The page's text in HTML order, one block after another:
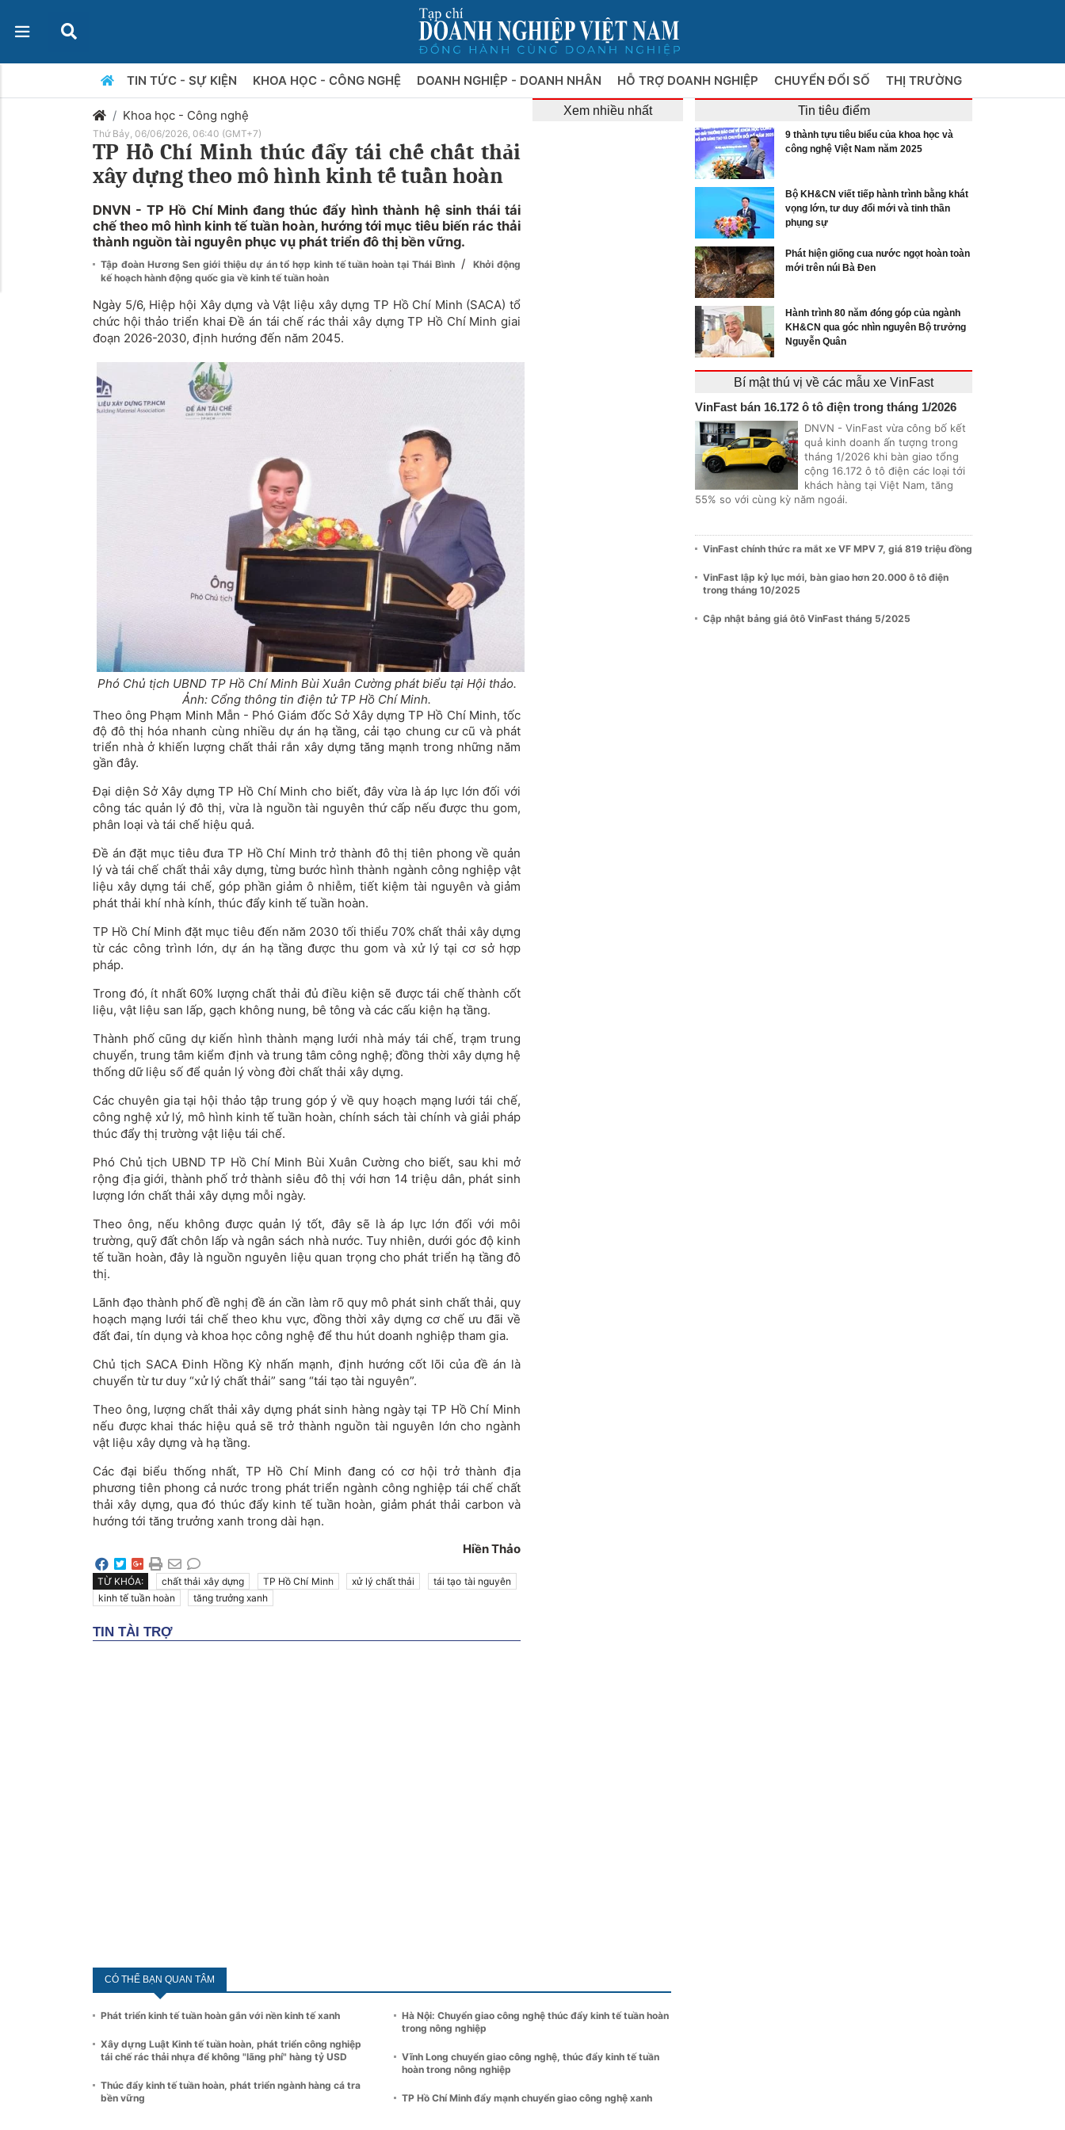
TIN TỨC - SỰ KIỆN KHOA HỌC - CÔNG NGHỆ DOANH NGHIỆP - DOANH NHÂN HỖ TRỢ DOANH NGHIỆP CHUYỂN ĐỔI SỐ THỊ TRƯỜNG
Khoa học - Công nghệ
Thứ Bảy, 06/06/2026, 06:40 (GMT+7)
TP Hồ Chí Minh thúc đẩy tái chế chất thải
xây dựng theo mô hình kinh tế tuần hoàn
DNVN - TP Hồ Chí Minh đang thúc đẩy hình thành hệ sinh thái tái
chế theo mô hình kinh tế tuần hoàn, hướng tới mục tiêu biến rác thải
thành nguồn tài nguyên phục vụ phát triển đô thị bền vững.
Tập đoàn Hương Sen giới thiệu dự án tổ hợp kinh tế tuần hoàn tại Thái Bình /
Khởi động
kế hoạch hành động quốc gia về kinh tế tuần hoàn
Ngày 5/6, Hiệp hội Xây dựng và Vật liệu xây dựng TP Hồ Chí Minh (SACA) tổ
chức hội thảo triển khai Đề án tái chế rác thải xây dựng TP Hồ Chí Minh giai
đoạn 2026-2030, định hướng đến năm 2045.
Phó Chủ tịch UBND TP Hồ Chí Minh Bùi Xuân Cường phát biểu tại Hội thảo.
Ảnh: Cổng thông tin điện tử TP Hồ Chí Minh.
Theo ông Phạm Minh Mẫn - Phó Giám đốc Sở Xây dựng TP Hồ Chí Minh, tốc
độ đô thị hóa nhanh cùng nhiều dự án hạ tầng, cải tạo chung cư cũ và phát
triển nhà ở khiến lượng chất thải rắn xây dựng tăng mạnh trong những năm
gần đây.
Đại diện Sở Xây dựng TP Hồ Chí Minh cho biết, đây vừa là áp lực lớn đối với
công tác quản lý đô thị, vừa là nguồn tài nguyên thứ cấp nếu được thu gom,
phân loại và tái chế hiệu quả.
Đề án đặt mục tiêu đưa TP Hồ Chí Minh trở thành đô thị tiên phong về quản
lý và tái chế chất thải xây dựng, từng bước hình thành ngành công nghiệp vật
liệu xây dựng tái chế, góp phần giảm ô nhiễm, tiết kiệm tài nguyên và giảm
phát thải khí nhà kính, thúc đẩy kinh tế tuần hoàn.
TP Hồ Chí Minh đặt mục tiêu đến năm 2030 tối thiểu 70% chất thải xây dựng
từ các công trình lớn, dự án hạ tầng được thu gom và xử lý tại cơ sở hợp
pháp.
Trong đó, ít nhất 60% lượng chất thải đủ điều kiện sẽ được tái chế thành cốt
liệu, vật liệu san lấp, gạch không nung, bê tông và các cấu kiện hạ tầng.
Thành phố cũng dự kiến hình thành mạng lưới nhà máy tái chế, trạm trung
chuyển, trung tâm kiểm định và trung tâm công nghệ; đồng thời xây dựng hệ
thống dữ liệu số để quản lý vòng đời chất thải xây dựng.
Các chuyên gia tại hội thảo tập trung góp ý về quy hoạch mạng lưới tái chế,
công nghệ xử lý, mô hình kinh tế tuần hoàn, chính sách tài chính và giải pháp
thúc đẩy thị trường vật liệu tái chế.
Phó Chủ tịch UBND TP Hồ Chí Minh Bùi Xuân Cường cho biết, sau khi mở
rộng địa giới, thành phố trở thành siêu đô thị với hơn 14 triệu dân, phát sinh
lượng lớn chất thải xây dựng mỗi ngày.
Theo ông, nếu không được quản lý tốt, đây sẽ là áp lực lớn đối với môi
trường, quỹ đất chôn lấp và ngân sách nhà nước. Tuy nhiên, dưới góc độ kinh
tế tuần hoàn, đây là nguồn nguyên liệu quan trọng cho phát triển hạ tầng đô
thị.
Lãnh đạo thành phố đề nghị đề án cần làm rõ quy mô phát sinh chất thải, quy
hoạch mạng lưới tái chế theo khu vực, đồng thời xây dựng cơ chế ưu đãi về
đất đai, tín dụng và khoa học công nghệ để thu hút doanh nghiệp tham gia.
Chủ tịch SACA Đinh Hồng Kỳ nhấn mạnh, định hướng cốt lõi của đề án là
chuyển từ tư duy “xử lý chất thải” sang “tái tạo tài nguyên”.
Theo ông, lượng chất thải xây dựng phát sinh hàng ngày tại TP Hồ Chí Minh
nếu được khai thác hiệu quả sẽ trở thành nguồn tài nguyên lớn cho ngành
vật liệu xây dựng và hạ tầng.
Các đại biểu thống nhất, TP Hồ Chí Minh đang có cơ hội trở thành địa
phương tiên phong cả nước trong phát triển ngành công nghiệp tái chế chất
thải xây dựng, qua đó thúc đẩy kinh tế tuần hoàn, giảm phát thải carbon và
hướng tới tăng trưởng xanh trong dài hạn.
Hiền Thảo
TỪ KHÓA: chất thải xây dựng TP Hồ Chí Minh xử lý chất thải
tái tạo tài nguyên
kinh tế tuần hoàn
tăng trưởng xanh
Xem nhiều nhất
CÓ THỂ BẠN QUAN TÂM
Phát triển kinh tế tuần hoàn gắn với nền kinh tế xanh
Xây dựng Luật Kinh tế tuần hoàn, phát triển công nghiệp
tái chế rác thải nhựa để không "lãng phí" hàng tỷ USD
Thúc đẩy kinh tế tuần hoàn, phát triển ngành hàng cá tra
bền vững
Hà Nội: Chuyển giao công nghệ thúc đẩy kinh tế tuần hoàn
trong nông nghiệp
Vĩnh Long chuyển giao công nghệ, thúc đẩy kinh tế tuần
hoàn trong nông nghiệp
TP Hồ Chí Minh đẩy mạnh chuyển giao công nghệ xanh
Tin tiêu điểm
9 thành tựu tiêu biểu của khoa học và
công nghệ Việt Nam năm 2025
Bộ KH&CN viết tiếp hành trình bằng khát
vọng lớn, tư duy đổi mới và tinh thần
phụng sự
Phát hiện giống cua nước ngọt hoàn toàn
mới trên núi Bà Đen
Hành trình 80 năm đóng góp của ngành
KH&CN qua góc nhìn nguyên Bộ trưởng
Nguyễn Quân
Bí mật thú vị về các mẫu xe VinFast
VinFast bán 16.172 ô tô điện trong tháng 1/2026
DNVN - VinFast vừa công bố kết
quả kinh doanh ấn tượng trong
tháng 1/2026 khi bàn giao tổng
cộng 16.172 ô tô điện các loại tới
khách hàng tại Việt Nam, tăng
55% so với cùng kỳ năm ngoái.
VinFast chính thức ra mắt xe VF MPV 7, giá 819 triệu đồng
VinFast lập kỷ lục mới, bàn giao hơn 20.000 ô tô điện
trong tháng 10/2025
Cập nhật bảng giá ôtô VinFast tháng 5/2025